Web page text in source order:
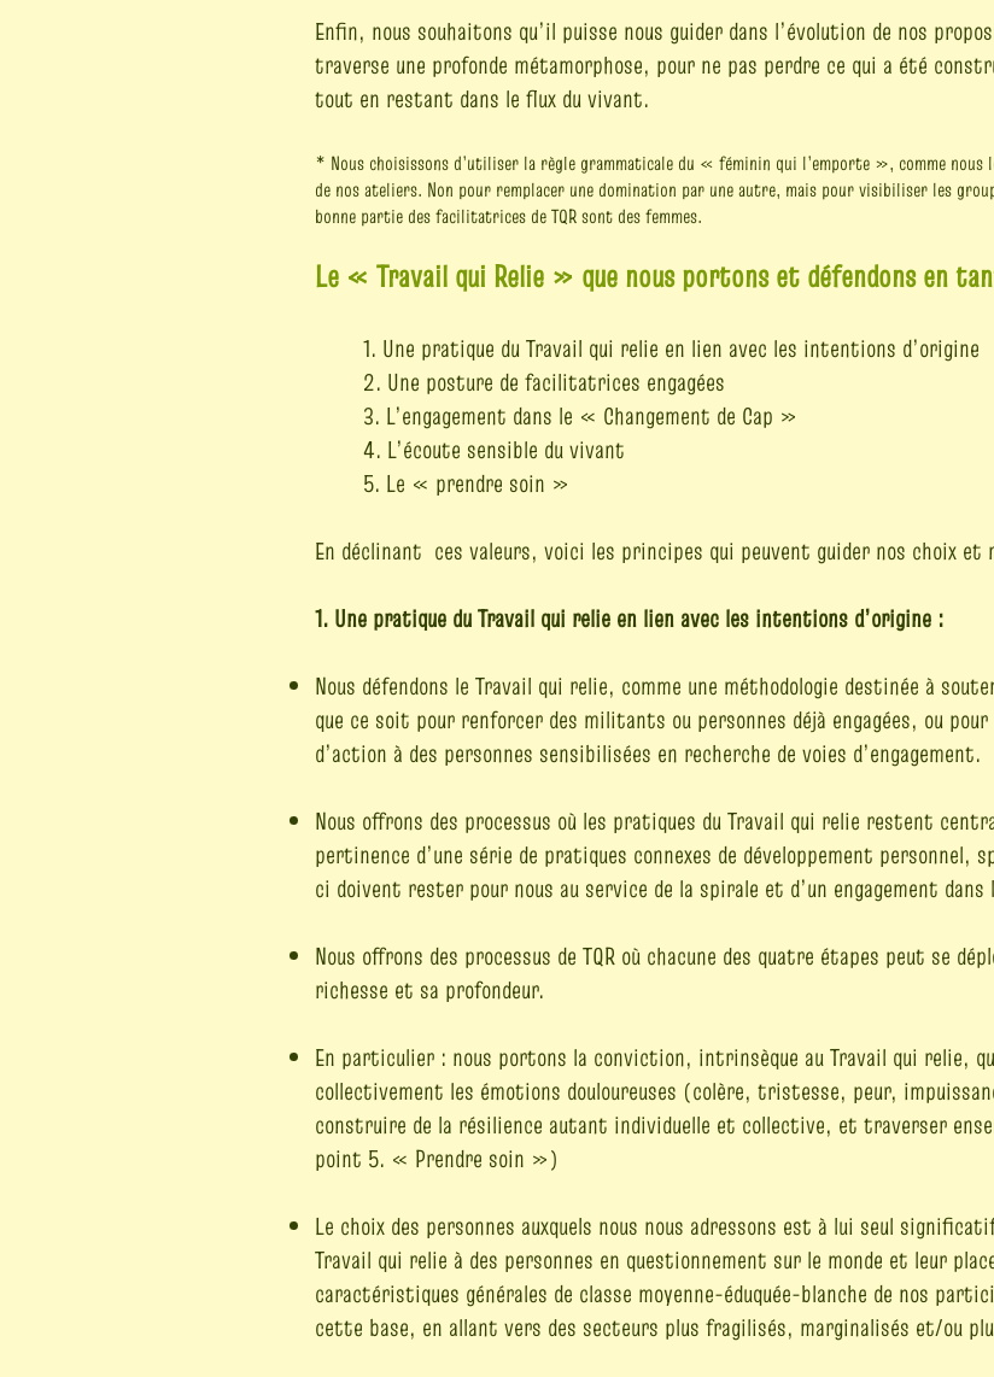
Enfin, nous souhaitons qu’il puisse nous guider dans l’évolution de nos
traverse une profonde métamorphose, pour ne pas perdre ce qui a été
tout en restant dans le flux du vivant.
* Nous choisissons d’utiliser la règle grammaticale du « féminin qui l’emporte », comme
de nos ateliers. Non pour remplacer une domination par une autre, mais pour visibiliser les
bonne partie des facilitatrices de TQR sont des femmes.
Le « Travail qui Relie » que nous portons et défendons en
1. Une pratique du Travail qui relie en lien avec les intentions d’origine
2. Une posture de facilitatrices engagées
3. L’engagement dans le « Changement de Cap »
4. L’écoute sensible du vivant
5. Le « prendre soin »
En déclinant ces valeurs, voici les principes qui peuvent guider nos choix et
1. Une pratique du Travail qui relie en lien avec les intentions d’origine :
Nous défendons le Travail qui relie, comme une méthodologie destinée à
que ce soit pour renforcer des militants ou personnes déjà engagées, ou
d’action à des personnes sensibilisées en recherche de voies d’engagement.
Nous offrons des processus où les pratiques du Travail qui relie restent
pertinence d’une série de pratiques connexes de développement
ci doivent rester pour nous au service de la spirale et d’un engagement dans
Nous offrons des processus de TQR où chacune des quatre étapes peut se
richesse et sa profondeur.
En particulier : nous portons la conviction, intrinsèque au Travail qui relie,
collectivement les émotions douloureuses (colère, tristesse, peur,
construire de la résilience autant individuelle et collective, et traverser
point 5. « Prendre soin »)
Le choix des personnes auxquels nous nous adressons est à lui seul
Travail qui relie à des personnes en questionnement sur le monde et leur
caractéristiques générales de classe moyenne-éduquée-blanche de nos
cette base, en allant vers des secteurs plus fragilisés, marginalisés et/ou